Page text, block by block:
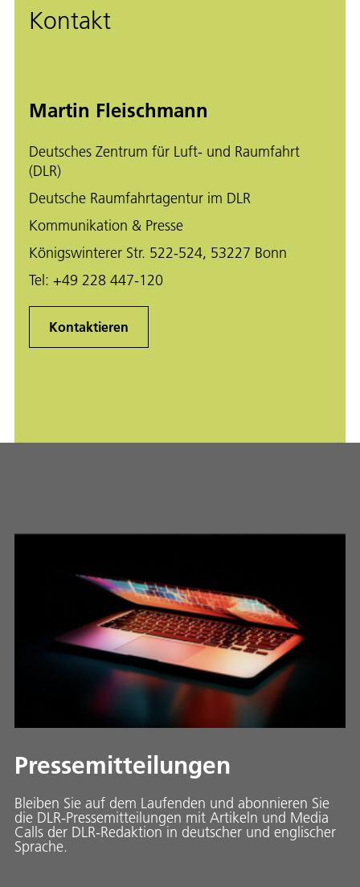
Kontakt
Martin Fleischmann
Deutsches Zentrum für Luft- und Raumfahrt
(DLR)
Deutsche Raumfahrtagentur im DLR
Kommunikation & Presse
Königswinterer Str. 522-524, 53227 Bonn
Tel: +49 228 447-120
Kontaktieren
Pressemitteilungen
Bleiben Sie auf dem Laufenden und abonnieren Sie
die DLR-Pressemitteilungen mit Artikeln und Media
Calls der DLR-Redaktion in deutscher und englischer
Sprache.